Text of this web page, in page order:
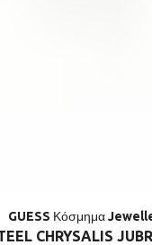
GUESS Κόσμημα
CHRYSALIS